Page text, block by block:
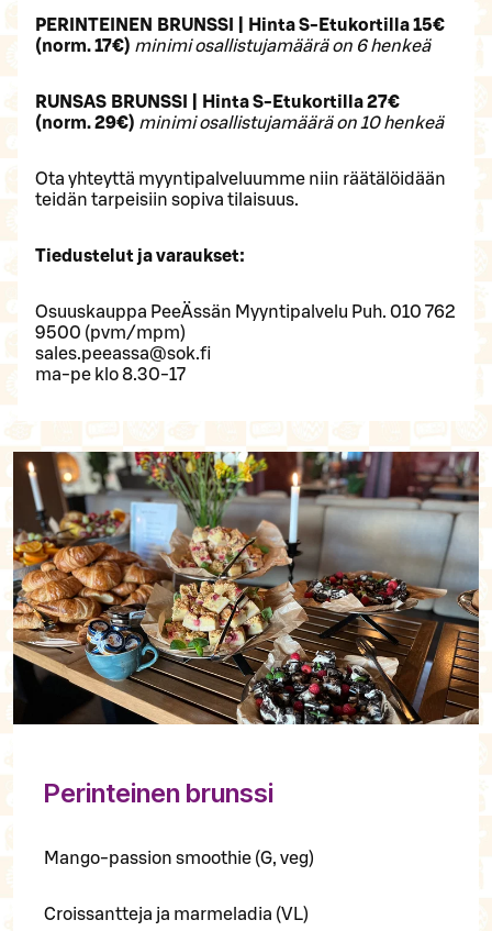
PERINTEINEN BRUNSSI | Hinta S-Etukortilla 15€
(norm. 17€) minimi osallistujamäärä on 6 henkeä
RUNSAS BRUNSSI | Hinta S-Etukortilla 27€
(norm. 29€) minimi osallistujamäärä on 10 henkeä
Ota yhteyttä myyntipalveluumme niin räätälöidään
teidän tarpeisiin sopiva tilaisuus.
Tiedustelut ja varaukset:
Osuuskauppa PeeÄssän Myyntipalvelu Puh. 010 762
9500 (pvm/mpm)
sales.peeassa@sok.fi
ma-pe klo 8.30-17
Perinteinen brunssi
Mango-passion smoothie (G, veg)
Croissantteja ja marmeladia (VL)